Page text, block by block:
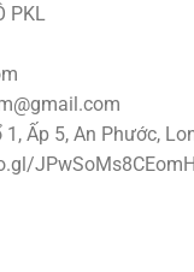
PKL
Ấp 5, An Phước,